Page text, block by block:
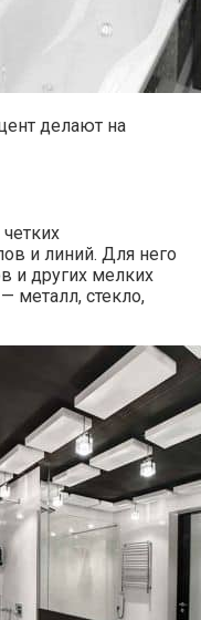
делают на
и линий. Для него
и других мелких
металл, стекло,